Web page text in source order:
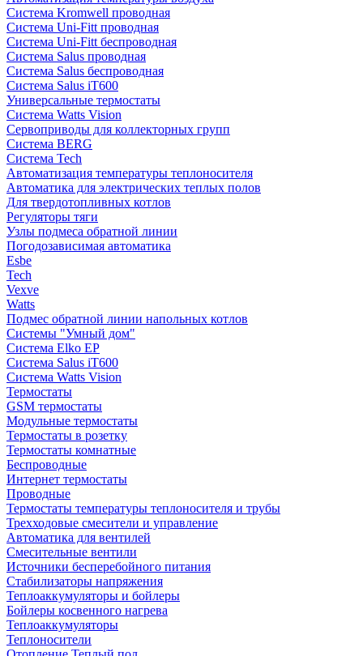
Система Kromwell проводная
Система Uni-Fitt проводная
Система Uni-Fitt беспроводная
Система Salus проводная
Система Salus беспроводная
Система Salus iT600
Универсальные термостаты
Система Watts Vision
Сервоприводы для коллекторных групп
Система BERG
Система Tech
Автоматизация температуры теплоносителя
Автоматика для электрических теплых полов
Для твердотопливных котлов
Регуляторы тяги
Узлы подмеса обратной линии
Погодозависимая автоматика
Esbe
Tech
Vexve
Watts
Подмес обратной линии напольных котлов
Системы "Умный дом"
Система Elko EP
Система Salus iT600
Система Watts Vision
Термостаты
GSM термостаты
Модульные термостаты
Термостаты в розетку
Термостаты комнатные
Беспроводные
Интернет термостаты
Проводные
Термостаты температуры теплоносителя и трубы
Трехходовые смесители и управление
Автоматика для вентилей
Смесительные вентили
Источники бесперебойного питания
Стабилизаторы напряжения
Теплоаккумуляторы и бойлеры
Бойлеры косвенного нагрева
Теплоаккумуляторы
Теплоносители